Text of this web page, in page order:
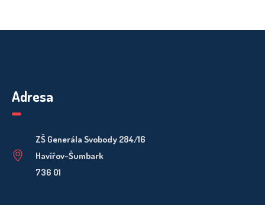
Adresa
ZŠ Generála Svobody 284/16
Havířov-Šumbark
736 01